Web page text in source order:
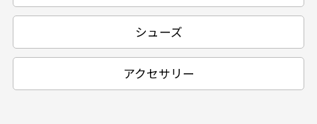
シューズ
アクセサリー